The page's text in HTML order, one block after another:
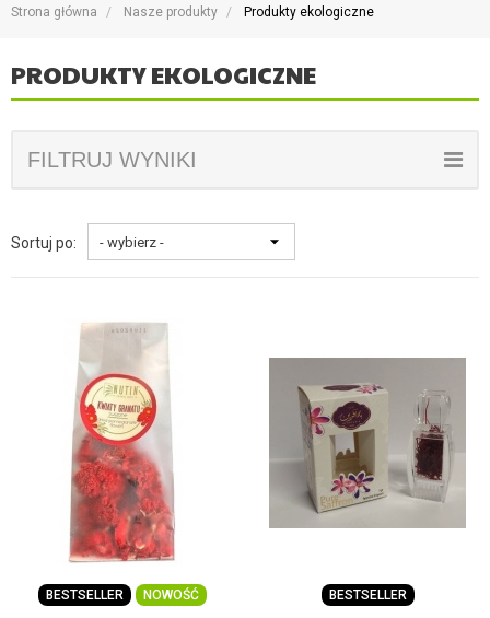
Strona główna Nasze produkty Produkty ekologiczne
PRODUKTY EKOLOGICZNE
FILTRUJ WYNIKI
Sortuj po:
BESTSELLER NOWOŚĆ BESTSELLER